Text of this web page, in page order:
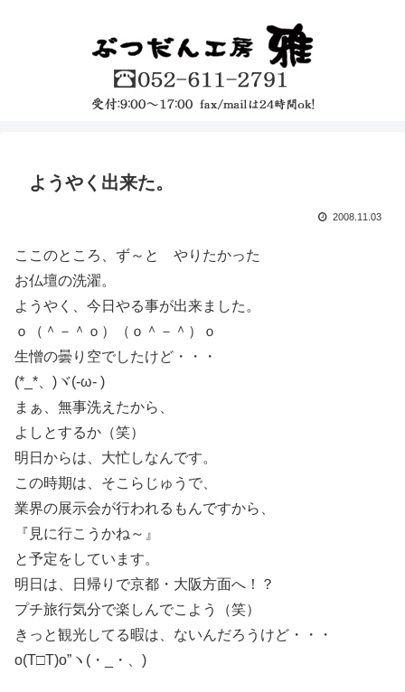
ようやく出来た。
2008.11.03
ここのところ、ず～と やりたかった
お仏壇の洗濯。
ようやく、今日やる事が出来ました。
ｏ（＾－＾ｏ）（ｏ＾－＾）ｏ
生憎の曇り空でしたけど・・・
(*_*、)ヾ(-ω- )
まぁ、無事洗えたから、
よしとするか（笑）
明日からは、大忙しなんです。
この時期は、そこらじゅうで、
業界の展示会が行われるもんですから、
『見に行こうかね～』
と予定をしています。
明日は、日帰りで京都・大阪方面へ！？
プチ旅行気分で楽しんでこよう（笑）
きっと観光してる暇は、ないんだろうけど・・・
o(T□T)o”ヽ(・_・、)